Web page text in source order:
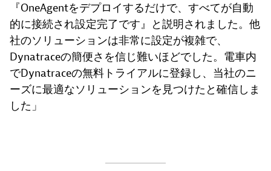
『OneAgentをデプロイするだけで、すべてが自動
的に接続され設定完了です』と説明されました。他
社のソリューションは非常に設定が複雑で、
Dynatraceの簡便さを信じ難いほどでした。電車内
でDynatraceの無料トライアルに登録し、当社のニ
ーズに最適なソリューションを見つけたと確信しま
した」